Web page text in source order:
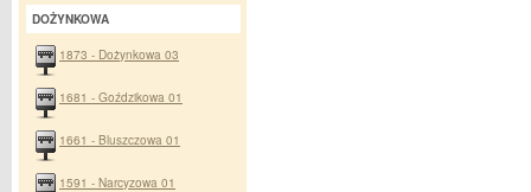
DOŻYNKOWA
1873 - Dożynkowa 03
1681 - Goździkowa 01
1661 - Bluszczowa 01
1591 - Narcyzowa 01